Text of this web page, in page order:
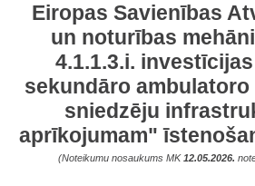
Eiropas Savienības
un noturības
4.1.1.3.i.
sekundāro
sniedzēju
aprīkojumam"
(Noteikumu nosaukums MK12.05.2026.